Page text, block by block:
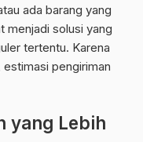
ada barang yang
menjadi solusi yang
tertentu. Karena
estimasi pengiriman
yang Lebih